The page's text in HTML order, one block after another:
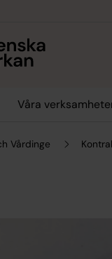
Våra
Vårdinge